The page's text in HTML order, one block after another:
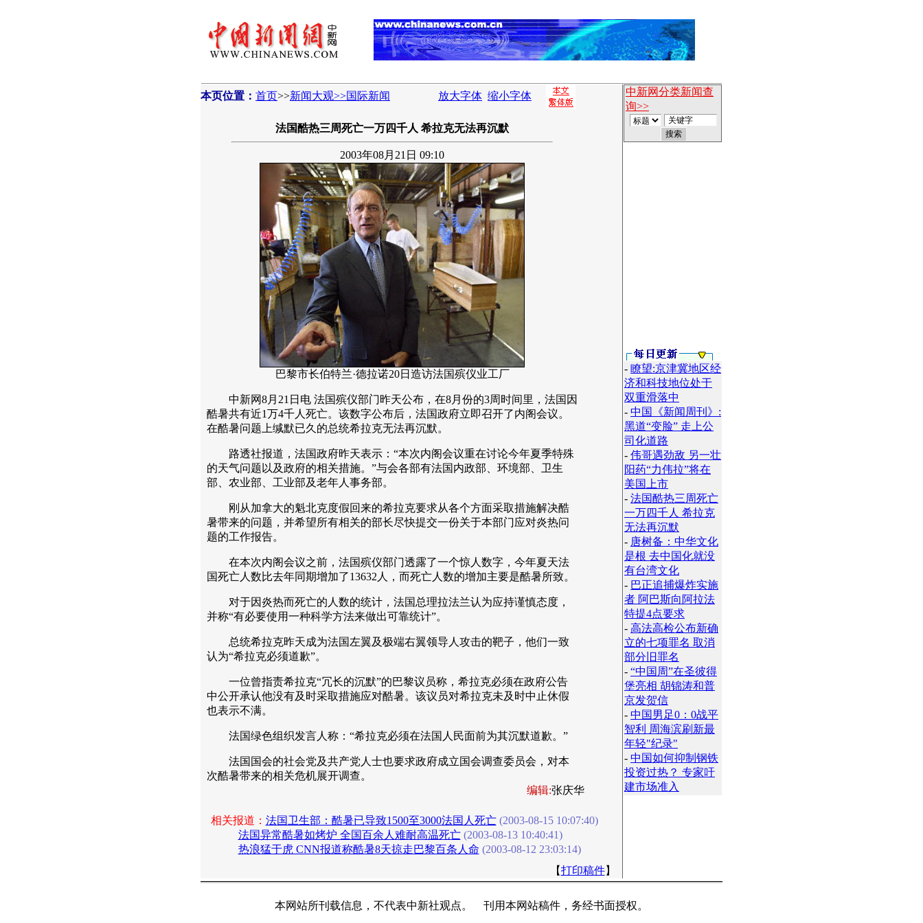
本页位置： 首页>>新闻大观>>国际新闻 放大字体 缩小字体
法国酷热三周死亡一万四千人 希拉克无法再沉默
2003年08月21日 09:10
巴黎市长伯特兰·德拉诺20日造访法国殡仪业工厂
中新网8月21日电 法国殡仪部门昨天公布，在8月份的3周时间里，法国因
酷暑共有近1万4千人死亡。该数字公布后，法国政府立即召开了内阁会议。
在酷暑问题上缄默已久的总统希拉克无法再沉默。
路透社报道，法国政府昨天表示：“本次内阁会议重在讨论今年夏季特殊
的天气问题以及政府的相关措施。”与会各部有法国内政部、环境部、卫生
部、农业部、工业部及老年人事务部。
刚从加拿大的魁北克度假回来的希拉克要求从各个方面采取措施解决酷
暑带来的问题，并希望所有相关的部长尽快提交一份关于本部门应对炎热问
题的工作报告。
在本次内阁会议之前，法国殡仪部门透露了一个惊人数字，今年夏天法
国死亡人数比去年同期增加了13632人，而死亡人数的增加主要是酷暑所致。
对于因炎热而死亡的人数的统计，法国总理拉法兰认为应持谨慎态度，
并称“有必要使用一种科学方法来做出可靠统计”。
总统希拉克昨天成为法国左翼及极端右翼领导人攻击的靶子，他们一致
认为“希拉克必须道歉”。
一位曾指责希拉克“冗长的沉默”的巴黎议员称，希拉克必须在政府公告
中公开承认他没有及时采取措施应对酷暑。该议员对希拉克未及时中止休假
也表示不满。
法国绿色组织发言人称：“希拉克必须在法国人民面前为其沉默道歉。”
法国国会的社会党及共产党人士也要求政府成立国会调查委员会，对本
次酷暑带来的相关危机展开调查。
编辑:张庆华
相关报道： 法国卫生部：酷暑已导致1500至3000法国人死亡(2003-08-15 10:07:40)
法国异常酷暑如烤炉 全国百余人难耐高温死亡(2003-08-13 10:40:41)
热浪猛于虎 CNN报道称酷暑8天掠走巴黎百条人命 (2003-08-12 23:03:14)
【打印稿件】
中新网分类新闻查
询>>
- 瞭望:京津冀地区经
济和科技地位处于
双重滑落中
- 中国《新闻周刊》:
黑道“变脸” 走上公
司化道路
- 伟哥遇劲敌 另一壮
阳药“力伟拉”将在
美国上市
- 法国酷热三周死亡
一万四千人 希拉克
无法再沉默
- 唐树备：中华文化
是根 去中国化就没
有台湾文化
- 巴正追捕爆炸实施
者 阿巴斯向阿拉法
特提4点要求
- 高法高检公布新确
立的七项罪名 取消
部分旧罪名
- “中国周”在圣彼得
堡亮相 胡锦涛和普
京发贺信
- 中国男足0：0战平
智利 周海滨刷新最
年轻"纪录"
- 中国如何抑制钢铁
投资过热？ 专家吁
建市场准入
本网站所刊载信息，不代表中新社观点。 刊用本网站稿件，务经书面授权。